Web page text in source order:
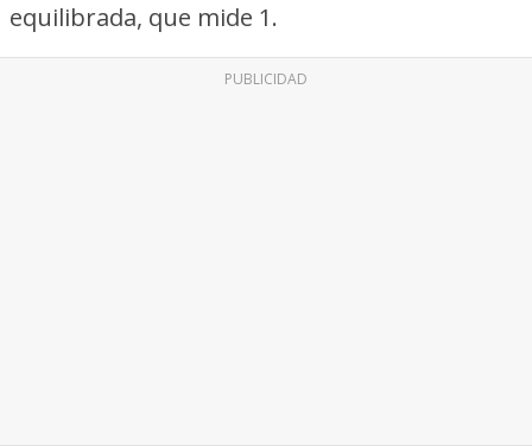
equilibrada, que mide 1.
PUBLICIDAD